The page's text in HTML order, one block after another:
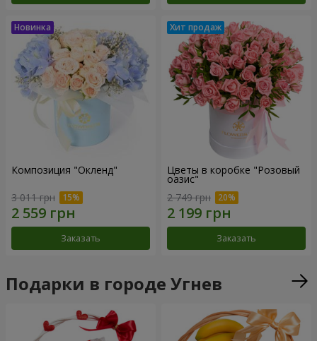
Композиция "Окленд"
3 011 грн
Заказать
Цветы в коробке "Розовый
оазис"
2 749 грн
Заказать
Подарки в городе Угнев